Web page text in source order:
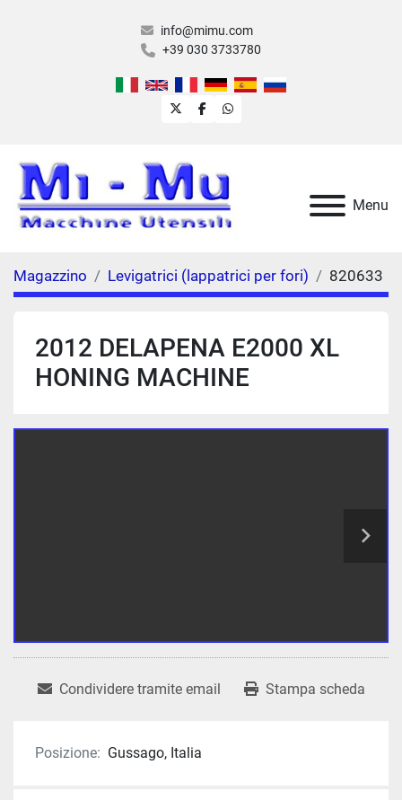
info@mimu.com
+39 030 3733780
twitterfacebookwhatsapp
Menu
Magazzino Levigatrici (lappatrici per fori) 820633
2012 DELAPENA E2000 XL
HONING MACHINE
Condividere tramite email Stampa scheda
Posizione: Gussago, Italia